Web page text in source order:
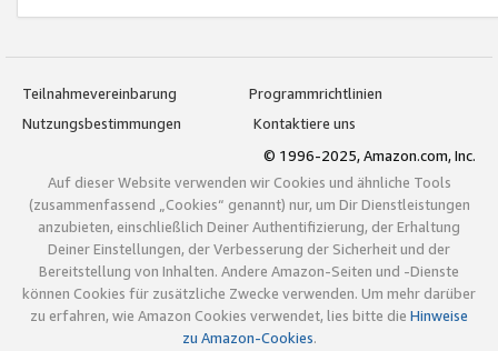
Teilnahmevereinbarung
Programmrichtlinien
Nutzungsbestimmungen
Kontaktiere uns
© 1996-2025, Amazon.com, Inc.
Auf dieser Website verwenden wir Cookies und ähnliche Tools
(zusammenfassend „Cookies“ genannt) nur, um Dir Dienstleistungen
anzubieten, einschließlich Deiner Authentifizierung, der Erhaltung
Deiner Einstellungen, der Verbesserung der Sicherheit und der
Bereitstellung von Inhalten. Andere Amazon-Seiten und -Dienste
können Cookies für zusätzliche Zwecke verwenden. Um mehr darüber
zu erfahren, wie Amazon Cookies verwendet, lies bitte die Hinweise
zu Amazon-Cookies.